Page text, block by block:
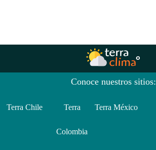
Conoce nuestros sitios:
Terra Chile Terra
Colombia
Terra México